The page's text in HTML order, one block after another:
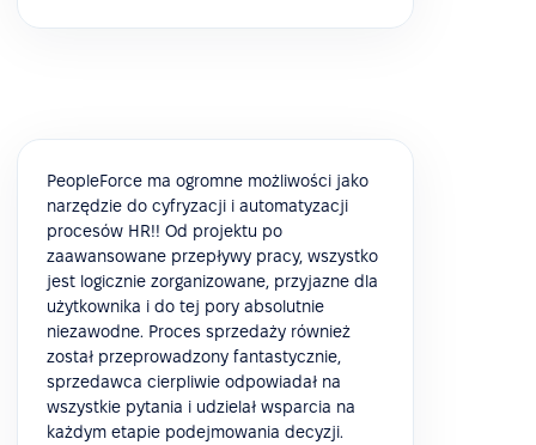
PeopleForce ma ogromne możliwości jako
narzędzie do cyfryzacji i automatyzacji
procesów HR!! Od projektu po
zaawansowane przepływy pracy, wszystko
jest logicznie zorganizowane, przyjazne dla
użytkownika i do tej pory absolutnie
niezawodne. Proces sprzedaży również
został przeprowadzony fantastycznie,
sprzedawca cierpliwie odpowiadał na
wszystkie pytania i udzielał wsparcia na
każdym etapie podejmowania decyzji.